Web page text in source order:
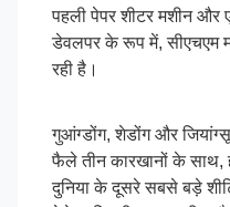
पहली पेपर शीटर मशीन और
डेवलपर के रूप में, सीएचएम
रही है।
गुआंग्डोंग, शेडोंग और
फैले तीन कारखानों के साथ,
दुनिया के दूसरे सबसे बड़े